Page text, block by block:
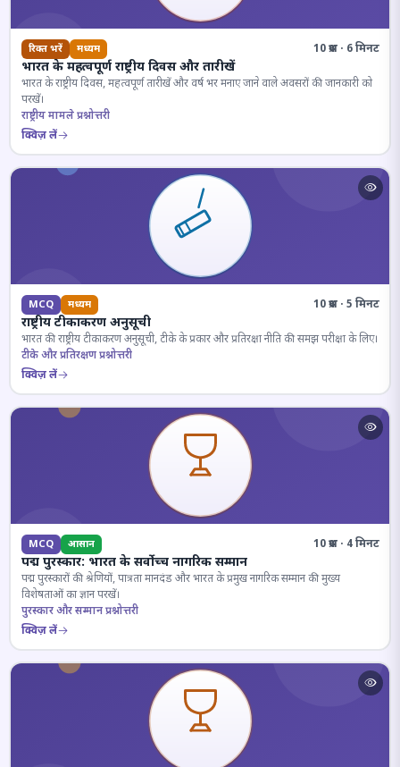
रिक्त भरें मध्यम 10 प्रश्न · 6 मिनट
भारत के महत्वपूर्ण राष्ट्रीय दिवस और तारीखें
भारत के राष्ट्रीय दिवस, महत्वपूर्ण तारीखें और वर्ष भर मनाए जाने वाले अवसरों की जानकारी को
परखें।
राष्ट्रीय मामले प्रश्नोत्तरी
क्विज़ लें
MCQ मध्यम 10 प्रश्न · 5 मिनट
राष्ट्रीय टीकाकरण अनुसूची
भारत की राष्ट्रीय टीकाकरण अनुसूची, टीके के प्रकार और प्रतिरक्षा नीति की समझ परीक्षा के लिए।
टीके और प्रतिरक्षण प्रश्नोत्तरी
क्विज़ लें
MCQ आसान 10 प्रश्न · 4 मिनट
पद्म पुरस्कार: भारत के सर्वोच्च नागरिक सम्मान
पद्म पुरस्कारों की श्रेणियों, पात्रता मानदंड और भारत के प्रमुख नागरिक सम्मान की मुख्य
विशेषताओं का ज्ञान परखें।
पुरस्कार और सम्मान प्रश्नोत्तरी
क्विज़ लें